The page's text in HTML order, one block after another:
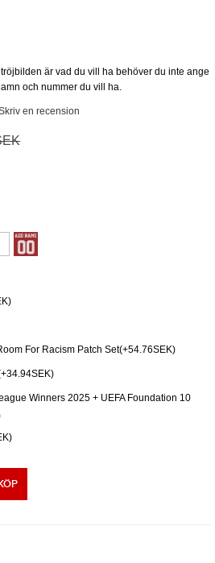
är vad du vill ha behöver du inte ange
och nummer du vill ha.
en recension
For Racism Patch Set(+54.76SEK)
Winners 2025 + UEFA Foundation 10